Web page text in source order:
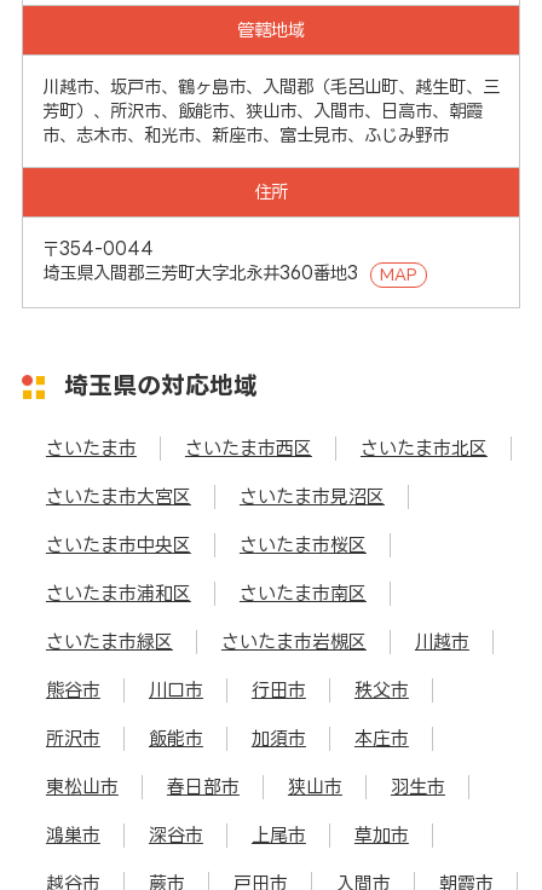
管轄地域
川越市、坂戸市、鶴ヶ島市、入間郡（毛呂山町、越生町、三
芳町）、所沢市、飯能市、狭山市、入間市、日高市、朝霞
市、志木市、和光市、新座市、富士見市、ふじみ野市
住所
〒354-0044
埼玉県入間郡三芳町大字北永井360番地3
MAP
埼玉県の対応地域
さいたま市 さいたま市西区 さいたま市北区
さいたま市大宮区 さいたま市見沼区
さいたま市中央区 さいたま市桜区
さいたま市浦和区 さいたま市南区
さいたま市緑区 さいたま市岩槻区 川越市
熊谷市 川口市 行田市 秩父市
所沢市 飯能市 加須市 本庄市
東松山市 春日部市 狭山市 羽生市
鴻巣市 深谷市 上尾市 草加市
越谷市 蕨市 戸田市 入間市 朝霞市